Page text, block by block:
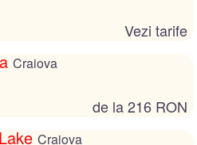
Vezi tarife
Craiova
de la 216 RON
Craiova